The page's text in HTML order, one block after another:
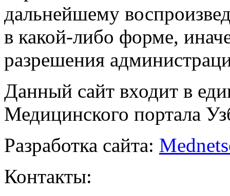
дальнейшему
в какой-либо форме,
разрешения
Данный сайт входит в
Медицинского портала
Разработка сайта:
Контакты: